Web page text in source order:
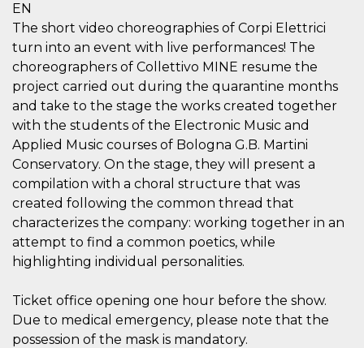
EN
The short video choreographies of Corpi Elettrici
turn into an event with live performances! The
choreographers of Collettivo MINE resume the
project carried out during the quarantine months
and take to the stage the works created together
with the students of the Electronic Music and
Applied Music courses of Bologna G.B. Martini
Conservatory. On the stage, they will present a
compilation with a choral structure that was
created following the common thread that
characterizes the company: working together in an
attempt to find a common poetics, while
highlighting individual personalities.
Ticket office opening one hour before the show.
Due to medical emergency, please note that the
possession of the mask is mandatory.